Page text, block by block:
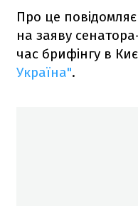
Про це повідомляє
на заяву
час брифінгу в
Україна".